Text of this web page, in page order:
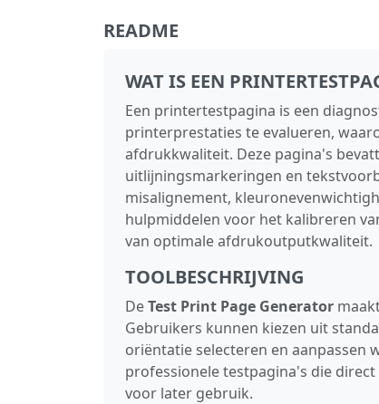
README
WAT IS EEN
Een printertestpagina is een
printerprestaties te evalueren,
afdrukkwaliteit. Deze pagina's
uitlijningsmarkeringen en
misalignement,
hulpmiddelen voor het kalibreren
van optimale afdrukoutputkwaliteit.
TOOLBESCHRIJVING
DeTest Print Page Generator
Gebruikers kunnen kiezen uit
oriëntatie selecteren en aanpassen
professionele testpagina's die
voor later gebruik.